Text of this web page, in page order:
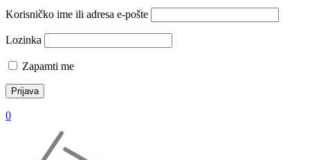
Korisničko ime ili adresa e-pošte
Lozinka
Zapamti me
0